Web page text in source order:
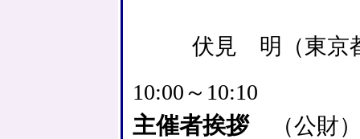
伏見 明（東京
10:00～10:10
主催者挨拶（公財）